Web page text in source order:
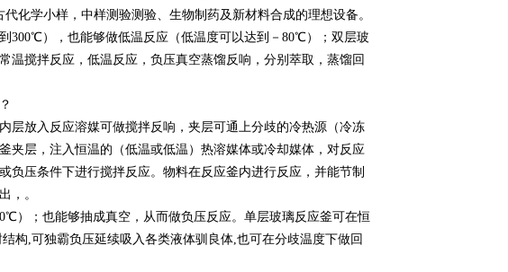
化学小样，中样测验测验、生物制药及新材料合成的理想设备。
），也能够做低温反应（低温度可以达到－80℃）；双层玻
温搅拌反应，低温反应，负压真空蒸馏反响，分别萃取，蒸馏回
放入反应溶媒可做搅拌反响，夹层可通上分歧的冷热源（冷冻
夹层，注入恒温的（低温或低温）热溶媒体或冷却媒体，对反应
压条件下进行搅拌反应。物料在反应釜内进行反应，并能节制
，。
；也能够抽成真空，从而做负压反应。单层玻璃反应釜可在恒
构,可独霸负压延续吸入各类液体驯良体,也可在分歧温度下做回